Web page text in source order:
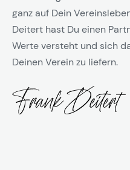
ganz auf Dein
Deitert hast Du einen
Werte versteht und sich
Deinen Verein zu liefern.